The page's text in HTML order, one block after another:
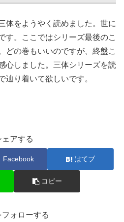
体をようやく読めました。世に
す。ここではシリーズ最後のこ
どの巻もいいのですが、終盤こ
心しました。三体シリーズを読
辿り着いて欲しいです。
ェアする
Facebook はてブ
コピー
ォローする